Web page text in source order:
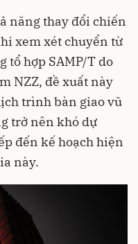
năng thay đổi chiến
xem xét chuyển từ
tổ hợp SAMP/T do
NZZ, đề xuất này
trình bàn giao vũ
trở nên khó dự
đến kế hoạch hiện
này.